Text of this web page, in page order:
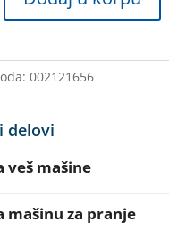
002121656
delovi
veš mašine
za veš mašinu
mašinu za pranje